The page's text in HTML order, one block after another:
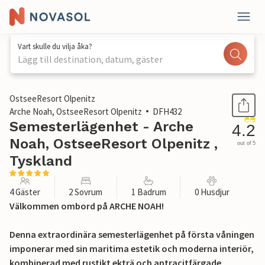
Vart skulle du vilja åka?
Lägg till destination, datum, gäster
1 / 38
OstseeResort Olpenitz
Arche Noah, OstseeResort Olpenitz
DFH432
Semesterlägenhet - Arche
Noah, OstseeResort Olpenitz ,
Tyskland
4.2
out of 5
4 Gäster 2 Sovrum 1 Badrum 0 Husdjur
Välkommen ombord på ARCHE NOAH!
Denna extraordinära semesterlägenhet på första våningen
imponerar med sin maritima estetik och moderna interiör,